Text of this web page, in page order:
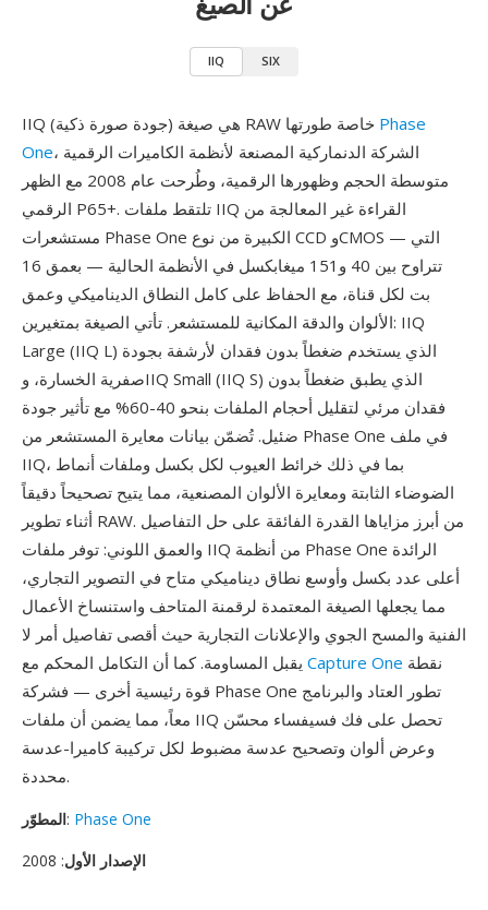
IIQ SIX
Phase
One، الشركة الدنماركية المصنعة لأنظمة الكاميرات الرقمية
متوسطة الحجم وظهورها الرقمية، وطُرحت عام 2008 مع الظهر
الرقمي P65+. تلتقط ملفات IIQ القراءة غير المعالجة من
مستشعرات Phase One الكبيرة من نوع CCD وCMOS — التي
تتراوح بين 40 و151 ميغابكسل في الأنظمة الحالية — بعمق 16
بت لكل قناة، مع الحفاظ على كامل النطاق الديناميكي وعمق
الألوان والدقة المكانية للمستشعر. تأتي الصيغة بمتغيرين: IIQ
Large (IIQ L) الذي يستخدم ضغطاً بدون فقدان لأرشفة بجودة
صفرية الخسارة، وIIQ Small (IIQ S) الذي يطبق ضغطاً بدون
فقدان مرئي لتقليل أحجام الملفات بنحو 40-60% مع تأثير جودة
ضئيل. تُضمّن بيانات معايرة المستشعر من Phase One في ملف
IIQ، بما في ذلك خرائط العيوب لكل بكسل وملفات أنماط
الضوضاء الثابتة ومعايرة الألوان المصنعية، مما يتيح تصحيحاً دقيقاً
أثناء تطوير RAW. من أبرز مزاياها القدرة الفائقة على حل التفاصيل
والعمق اللوني: توفر ملفات IIQ من أنظمة Phase One الرائدة
أعلى عدد بكسل وأوسع نطاق ديناميكي متاح في التصوير التجاري،
مما يجعلها الصيغة المعتمدة لرقمنة المتاحف واستنساخ الأعمال
الفنية والمسح الجوي والإعلانات التجارية حيث أقصى تفاصيل أمر لا
Capture One
قوة رئيسية أخرى — فشركة Phase One تطور العتاد والبرنامج
معاً، مما يضمن أن ملفات IIQ تحصل على فك فسيفساء محسّن
وعرض ألوان وتصحيح عدسة مضبوط لكل تركيبة كاميرا-عدسة
محددة.
المطوّر: Phase One
الإصدار الأول: 2008